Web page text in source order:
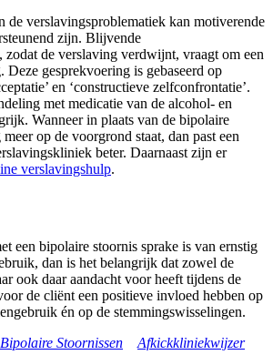
de verslavingsproblematiek kan motiverende
zijn. Blijvende
zodat de verslaving verdwijnt, vraagt om een
Deze gesprekvoering is gebaseerd op
en ‘constructieve zelfconfrontatie’.
met medicatie van de alcohol- en
Wanneer in plaats van de bipolaire
op de voorgrond staat, dan past een
beter. Daarnaast zijn er
verslavingshulp.
een bipolaire stoornis sprake is van ernstig
dan is het belangrijk dat zowel de
ook daar aandacht voor heeft tijdens de
de cliënt een positieve invloed hebben op
én op de stemmingswisselingen.
Stoornissen
Afkickkliniekwijzer